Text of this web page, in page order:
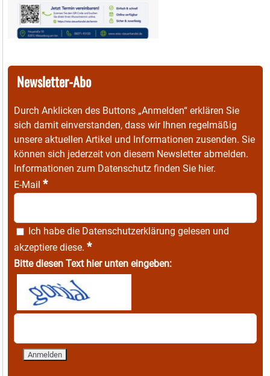
Newsletter-Abo
Durch Anklicken des Buttons „Anmelden“ erklären Sie
sich damit einverstanden, dass wir Ihnen regelmäßig
unsere aktuellen Artikel und Informationen zusenden. Sie
können sich jederzeit von diesem Newsletter abmelden.
Informationen zum Datenschutz finden Sie hier.
E-Mail *
Ich habe die Datenschutzerklärung gelesen und
akzeptiere diese. *
Bitte diesen Text hier unten eingeben: